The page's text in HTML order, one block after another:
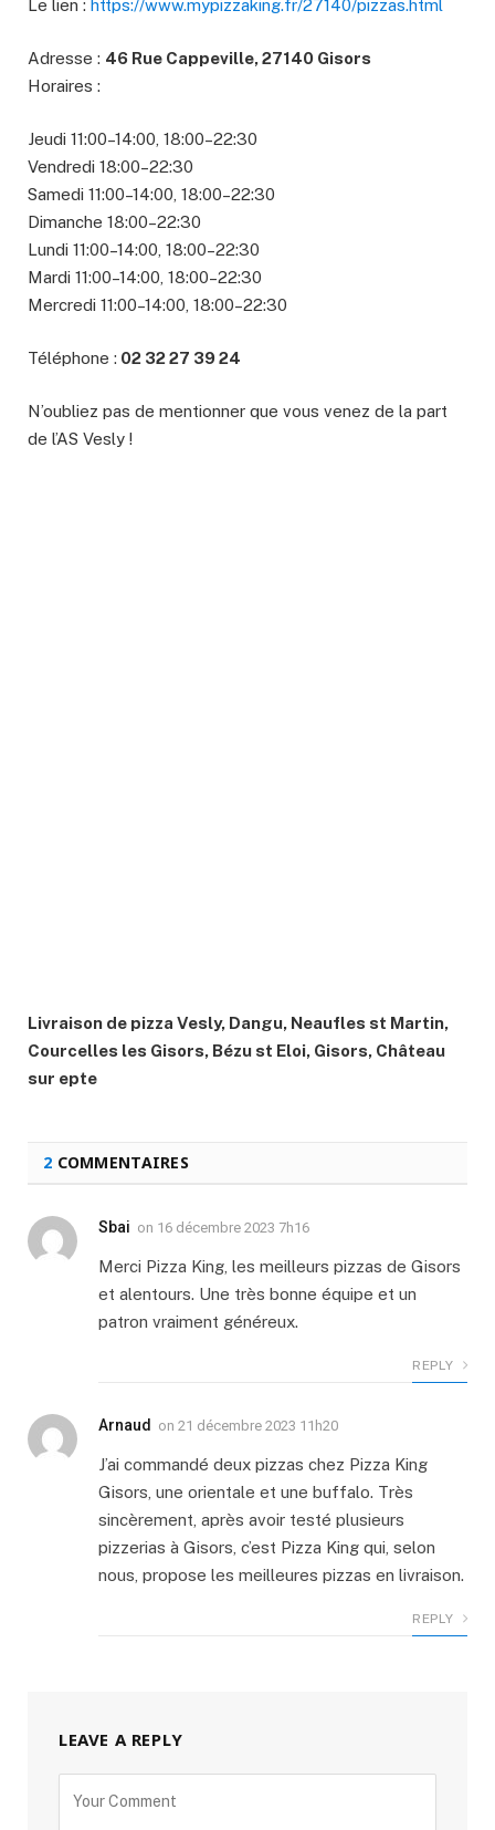
Le lien : https://www.mypizzaking.fr/27140/pizzas.html
Adresse : 46 Rue Cappeville, 27140 Gisors
Horaires :
Jeudi 11:00–14:00, 18:00–22:30
Vendredi 18:00–22:30
Samedi 11:00–14:00, 18:00–22:30
Dimanche 18:00–22:30
Lundi 11:00–14:00, 18:00–22:30
Mardi 11:00–14:00, 18:00–22:30
Mercredi 11:00–14:00, 18:00–22:30
Téléphone : 02 32 27 39 24
N’oubliez pas de mentionner que vous venez de la part
de l’AS Vesly !
Livraison de pizza Vesly, Dangu, Neaufles st Martin,
Courcelles les Gisors, Bézu st Eloi, Gisors, Château
sur epte
2 COMMENTAIRES
Sbai on 16 décembre 2023 7h16
Merci Pizza King, les meilleurs pizzas de Gisors
et alentours. Une très bonne équipe et un
patron vraiment généreux.
REPLY
Arnaud on 21 décembre 2023 11h20
J’ai commandé deux pizzas chez Pizza King
Gisors, une orientale et une buffalo. Très
sincèrement, après avoir testé plusieurs
pizzerias à Gisors, c’est Pizza King qui, selon
nous, propose les meilleures pizzas en livraison.
REPLY
LEAVE A REPLY